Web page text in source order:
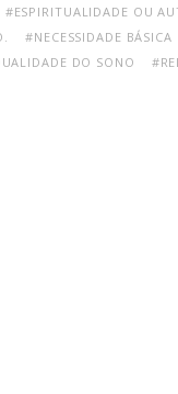
#ESPIRITUALIDADE OU
#NECESSIDADE BÁSICA
DO SONO